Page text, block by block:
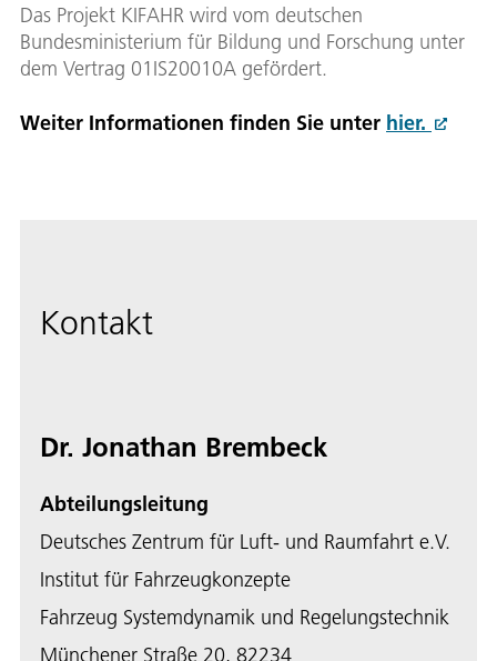
Das Projekt KIFAHR wird vom deutschen
Bundesministerium für Bildung und Forschung unter
dem Vertrag 01IS20010A gefördert.
Weiter Informationen finden Sie unter hier.
Kontakt
Dr. Jonathan Brembeck
Abteilungsleitung
Deutsches Zentrum für Luft- und Raumfahrt e.V.
Institut für Fahrzeugkonzepte
Fahrzeug Systemdynamik und Regelungstechnik
Münchener Straße 20, 82234